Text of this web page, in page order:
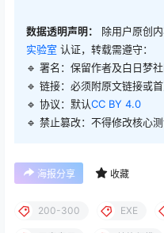
数据透明声明： 除用户原创
实验室 认证，转载需遵守：
🔹 署名：保留作者及白日梦
🔹 链接：必须附原文链接或
🔹 协议：默认CC BY 4.0
🔹 禁止篡改：不得修改核心
海报分享 收藏
200-300 EXE